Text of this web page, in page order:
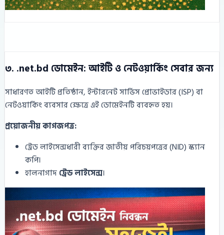
৩. .net.bd ডোমেইন: আইটি ও নেটওয়ার্কিং সেবার জন্য
সাধারণত আইটি প্রতিষ্ঠান, ইন্টারনেট সার্ভিস প্রোভাইডার (ISP) বা
নেটওয়ার্কিং ব্যবসার ক্ষেত্রে এই ডোমেইনটি ব্যবহৃত হয়।
প্রয়োজনীয় কাগজপত্র:
ট্রেড লাইসেন্সধারী ব্যক্তির জাতীয় পরিচয়পত্রের (NID) স্ক্যান
কপি।
হালনাগাদট্রেড লাইসেন্স।